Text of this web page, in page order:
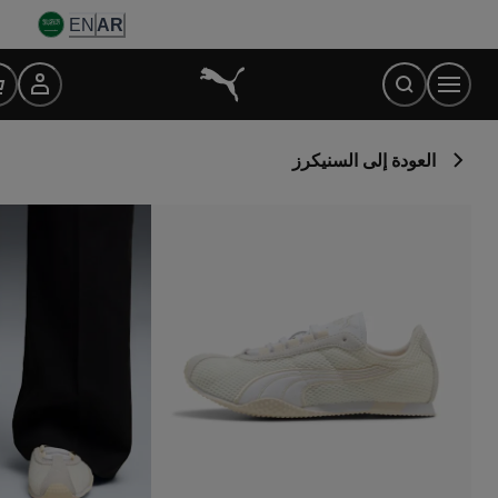
Content
AR
EN
العودة إلى السنيكرز